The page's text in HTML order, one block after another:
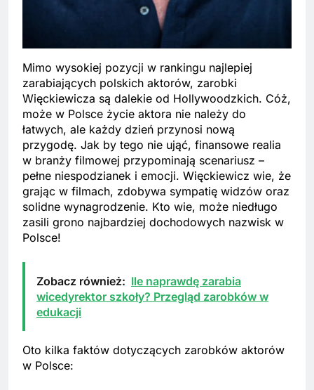
Mimo wysokiej pozycji w rankingu najlepiej
zarabiających polskich aktorów, zarobki
Więckiewicza są dalekie od Hollywoodzkich. Cóż,
może w Polsce życie aktora nie należy do
łatwych, ale każdy dzień przynosi nową
przygodę. Jak by tego nie ująć, finansowe realia
w branży filmowej przypominają scenariusz –
pełne niespodzianek i emocji. Więckiewicz wie, że
grając w filmach, zdobywa sympatię widzów oraz
solidne wynagrodzenie. Kto wie, może niedługo
zasili grono najbardziej dochodowych nazwisk w
Polsce!
Zobacz również: Ile naprawdę zarabia
wicedyrektor szkoły? Przegląd zarobków w
edukacji
Oto kilka faktów dotyczących zarobków aktorów
w Polsce: